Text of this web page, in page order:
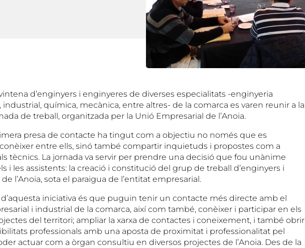
d’enginyers i enginyeres de diverses especialitats -enginyeria
industrial, química, mecànica, entre altres- de la comarca es varen reunir a la
de treball, organitzada per la Unió Empresarial de l’Anoia.
presa de contacte ha tingut com a objectiu no només que es
entre ells, sinó també compartir inquietuds i propostes com a
tècnics. La jornada va servir per prendre una decisió que fou unànime
i les assistents: la creació i constitució del grup de treball d’enginyers i
l’Anoia, sota el paraigua de l’entitat empresarial.
d’aquesta iniciativa és que puguin tenir un contacte més directe amb el
i industrial de la comarca, així com també, conèixer i participar en els
del territori; ampliar la xarxa de contactes i coneixement, i també obrir
professionals amb una aposta de proximitat i professionalitat pel
actuar com a òrgan consultiu en diversos projectes de l’Anoia. Des de la